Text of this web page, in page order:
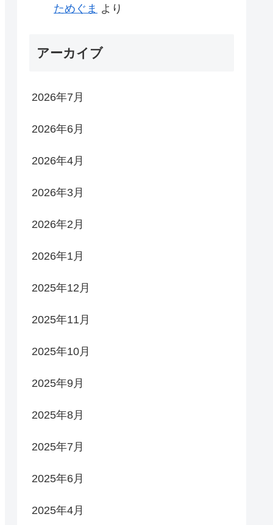
ためぐま より
アーカイブ
2026年7月
2026年6月
2026年4月
2026年3月
2026年2月
2026年1月
2025年12月
2025年11月
2025年10月
2025年9月
2025年8月
2025年7月
2025年6月
2025年4月